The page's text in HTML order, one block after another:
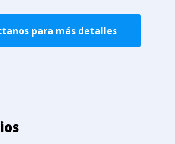
para más detalles